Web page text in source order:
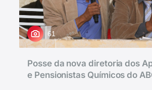
61
Posse da nova diretoria dos
e Pensionistas Químicos do